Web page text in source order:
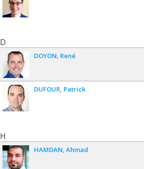
D
DOYON René
DUFOUR Patrick
H
HAMDAN Ahmad